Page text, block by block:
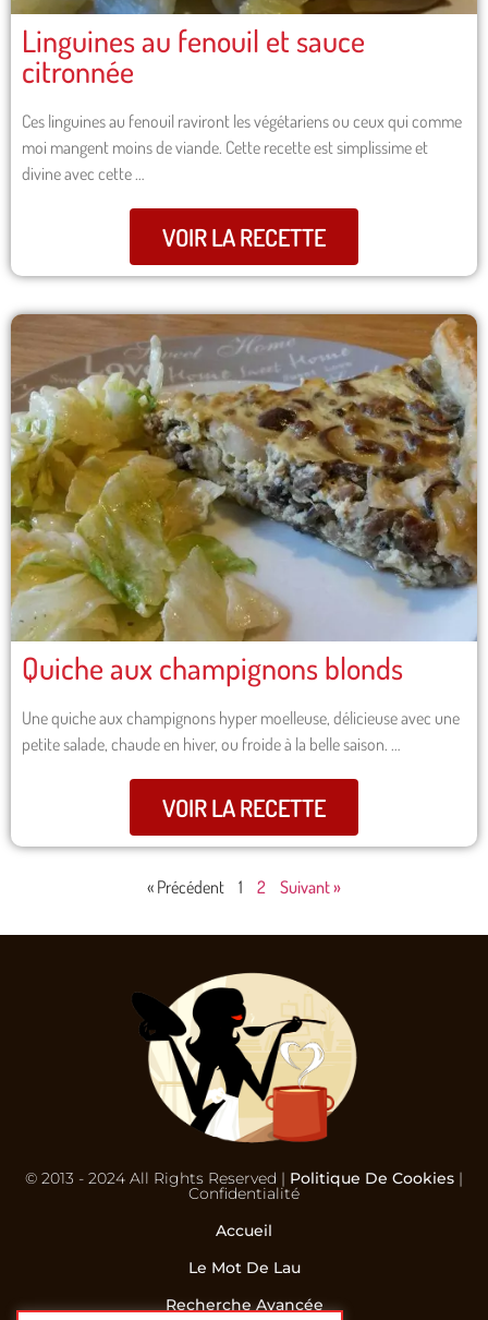
Linguines au fenouil et sauce
citronnée
Ces linguines au fenouil raviront les végétariens ou ceux qui comme
moi mangent moins de viande. Cette recette est simplissime et
divine avec cette …
VOIR LA RECETTE
Quiche aux champignons blonds
Une quiche aux champignons hyper moelleuse, délicieuse avec une
petite salade, chaude en hiver, ou froide à la belle saison. …
VOIR LA RECETTE
« Précédent 1 2 Suivant »
© 2013 - 2024 All Rights Reserved | Politique De Cookies |
Confidentialité
Accueil
Le Mot De Lau
Recherche Avancée